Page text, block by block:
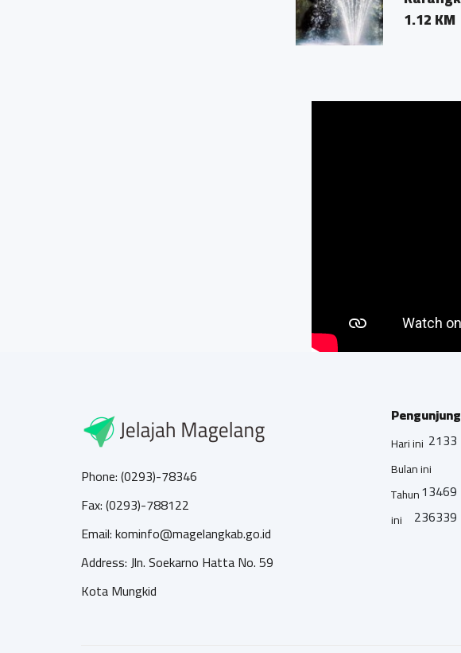
Phone: (0293)-78346
Fax: (0293)-788122
Email: kominfo@magelangkab.go.id
Address: Jln. Soekarno Hatta No. 59
Kota Mungkid
Pengunjung
Hari ini 2133
Bulan ini
13469
Tahun
ini
236339